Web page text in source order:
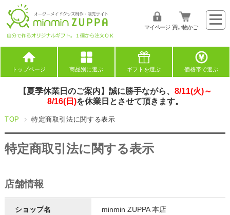
マイページ 買い物かご
トップページ 商品別に選ぶ ギフトを選ぶ 価格帯で選ぶ
【夏季休業日のご案内】誠に勝手ながら、 8/11(火)～
8/16(日)を休業日とさせて頂きます。
TOP 特定商取引法に関する表示
特定商取引法に関する表示
店舗情報
ショップ名 minmin ZUPPA 本店